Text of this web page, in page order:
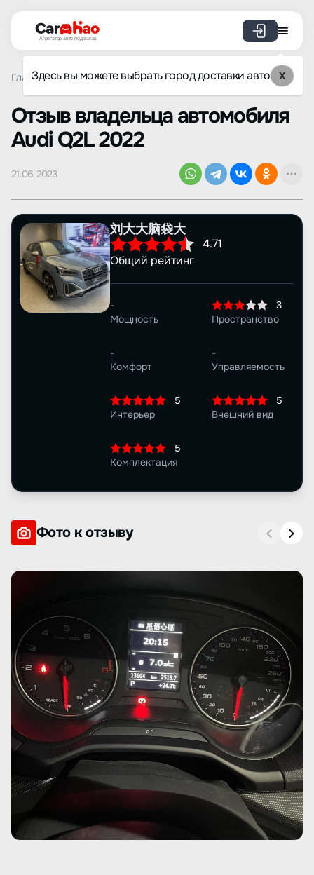
Агрегатор авто под заказ
Здесь вы можете выбрать город доставки авто X
Главная Отзывы Audi Q2L Просмотр отзыва
Oтзыв владельца автомобиля
Audi Q2L 2022
21.06.2023
刘大大脑袋大
4.71
Общий рейтинг
-
Мощность
3
Пространство
-
Комфорт
-
Управляемость
5
Интерьер
5
Внешний вид
5
Комплектация
Фото к отзыву